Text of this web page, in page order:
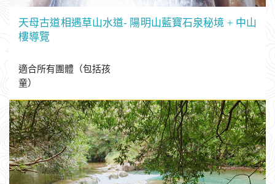
天母古道相遇草山水道- 陽明山藍寶石泉秘境 + 中山
樓導覽
適合所有團體（包括孩
童）